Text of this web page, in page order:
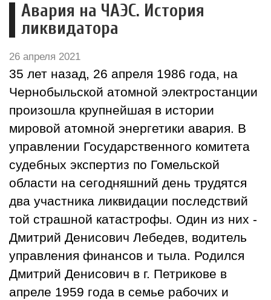
Авария на ЧАЭС. История
ликвидатора
26 апреля 2021
35 лет назад, 26 апреля 1986 года, на
Чернобыльской атомной электростанции
произошла крупнейшая в истории
мировой атомной энергетики авария. В
управлении Государственного комитета
судебных экспертиз по Гомельской
области на сегодняшний день трудятся
два участника ликвидации последствий
той страшной катастрофы. Один из них -
Дмитрий Денисович Лебедев, водитель
управления финансов и тыла. Родился
Дмитрий Денисович в г. Петрикове в
апреле 1959 года в семье рабочих и